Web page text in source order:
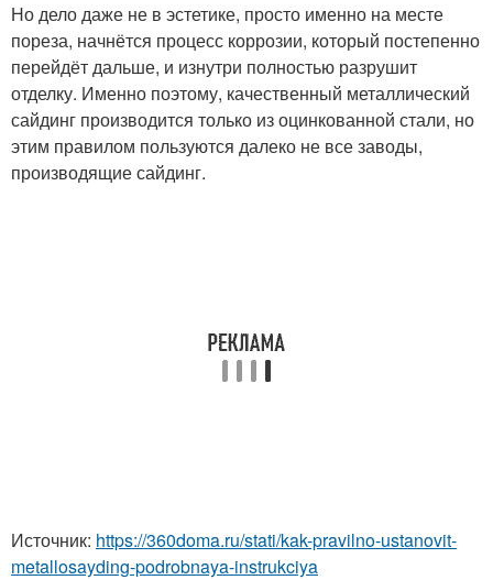
Но дело даже не в эстетике, просто именно на месте
пореза, начнётся процесс коррозии, который постепенно
перейдёт дальше, и изнутри полностью разрушит
отделку. Именно поэтому, качественный металлический
сайдинг производится только из оцинкованной стали, но
этим правилом пользуются далеко не все заводы,
производящие сайдинг.
Источник: https://360doma.ru/stati/kak-pravilno-ustanovit-
metallosayding-podrobnaya-instrukciya